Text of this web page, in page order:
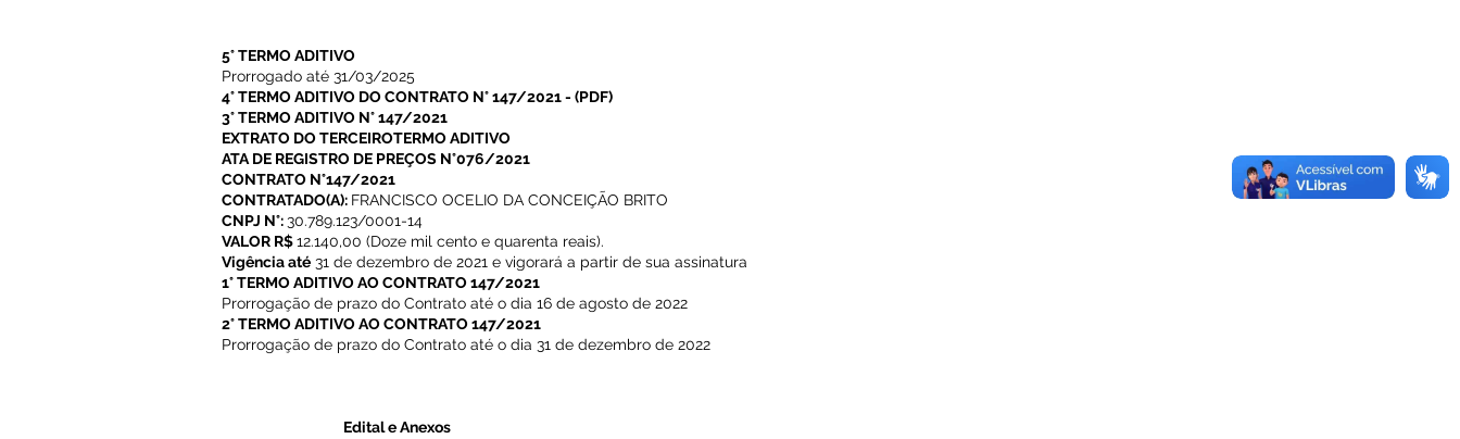
5° TERMO ADITIVO
Prorrogado até 31/03/2025
4° TERMO ADITIVO DO CONTRATO N° 147/2021- (PDF)
3° TERMO ADITIVO N° 147/2021
EXTRATO DO TERCEIROTERMO ADITIVO
ATA DE REGISTRO DE PREÇOS N°076/2021
CONTRATO N°147/2021
CONTRATADO(A): FRANCISCO OCELIO DA CONCEIÇÃO BRITO
CNPJ N°:30.789.123/0001-14
VALOR R$12.140,00 (Doze mil cento e quarenta reais).
Vigência até 31 de dezembro de 2021 e vigorará a partir de sua assinatura
1° TERMO ADITIVO AO CONTRATO 147/2021
Prorrogação de prazo do Contrato até o dia 16 de agosto de 2022
2° TERMO ADITIVO AO CONTRATO 147/2021
Prorrogação de prazo do Contrato até o dia 31 de dezembro de 2022
Edital e Anexos